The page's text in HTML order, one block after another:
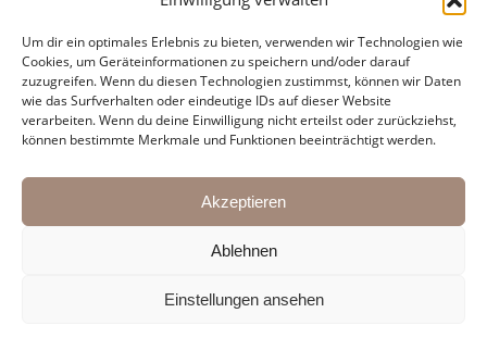
Um dir ein optimales Erlebnis zu bieten, verwenden wir Technologien wie
Cookies, um Geräteinformationen zu speichern und/oder darauf
zuzugreifen. Wenn du diesen Technologien zustimmst, können wir Daten
wie das Surfverhalten oder eindeutige IDs auf dieser Website
verarbeiten. Wenn du deine Einwilligung nicht erteilst oder zurückziehst,
können bestimmte Merkmale und Funktionen beeinträchtigt werden.
Akzeptieren
Ablehnen
Einstellungen ansehen
KONTAKT: